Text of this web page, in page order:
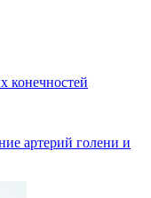
конечностей
артерий голени и